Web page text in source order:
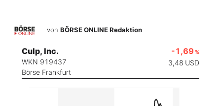
von BÖRSE ONLINE Redaktion
Culp, Inc.
WKN 919437
Börse Frankfurt
-1,69 %
3,48 USD